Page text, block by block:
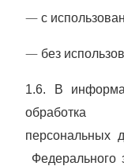
— с
— без
1.6. В
обработка
персональных
Федерального